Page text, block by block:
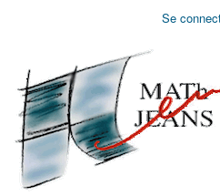
Aller
non
identifié
Se